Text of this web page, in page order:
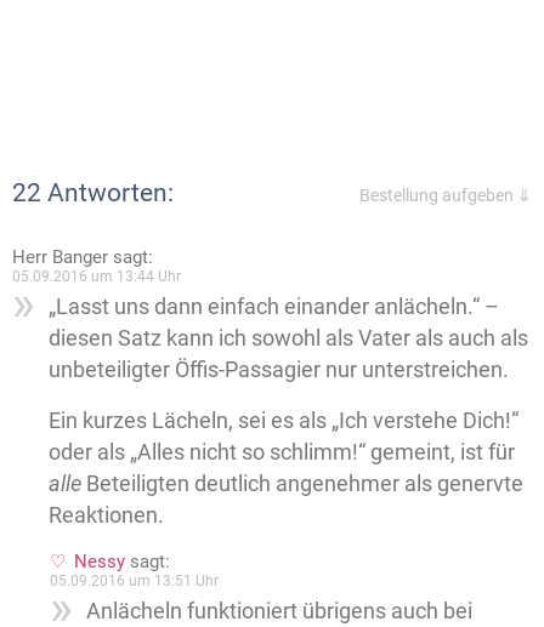
22 Antworten: Bestellung aufgeben ⇓
Herr Banger sagt:
05.09.2016 um 13:44 Uhr
„Lasst uns dann einfach einander anlächeln.“ –
diesen Satz kann ich sowohl als Vater als auch als
unbeteiligter Öffis-Passagier nur unterstreichen.
Ein kurzes Lächeln, sei es als „Ich verstehe Dich!“
oder als „Alles nicht so schlimm!“ gemeint, ist für
alle Beteiligten deutlich angenehmer als genervte
Reaktionen.
Nessy sagt:
05.09.2016 um 13:51 Uhr
Anlächeln funktioniert übrigens auch bei